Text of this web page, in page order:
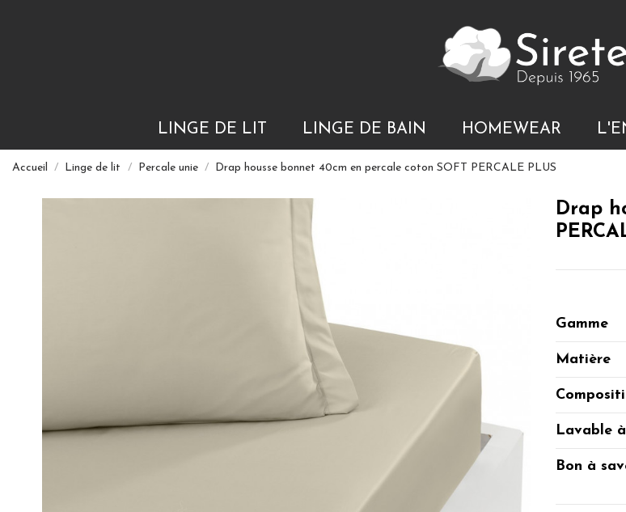
LINGE DE LIT LINGE DE BAIN HOMEWEAR
Accueil Linge de lit Percale unie Drap housse bonnet 40cm en percale coton SOFT PERCALE PLUS
Drap
Gamme
Matière
Lavable à
Bon à